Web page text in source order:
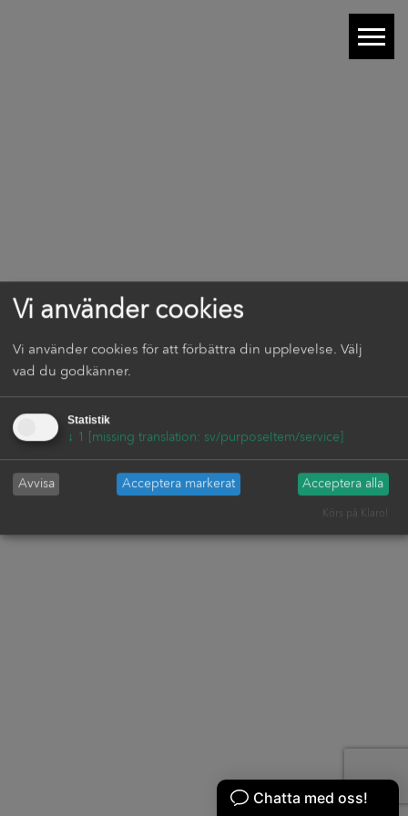
FAQ |
Vi använder cookies
Vi använder cookies för att förbättra din upplevelse. Välj
vad du godkänner.
Statistik
↓ 1 [missing translation: sv/purposeItem/service]
Avvisa Acceptera markerat Acceptera alla
Körs på Klaro!